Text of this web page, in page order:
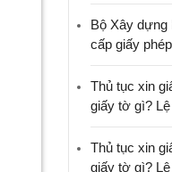
Bộ Xây dựng
cấp giấy
Thủ tục xin
giấy tờ gì?
Thủ tục xin
giấy tờ gì?